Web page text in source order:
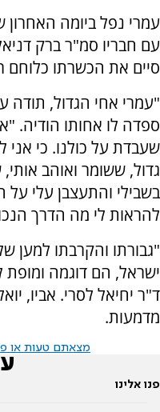
עמרי נפל ביומה האחרון
עם חבריו סמ"ר ברק
סיים את הכשרתו כלוחם
"עמרי אחי הגדול, תודה
ספדה לו אחותו הודיה.
שעבדת על כולנו. כי אני
גדול, ששומר ואוהב
בשבילי והתעצבן עלי על
להראות לי מה הדרך
"גבורתו והקרבתו למען
ישראל, הם דוגמה ומופת
ד"ר יחיאל לסרי. אביו,
מדמעות.
מצאתם טעות או
פנו אלינו